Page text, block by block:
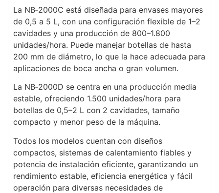
La NB‑2000C está diseñada para envases mayores
de 0,5 a 5 L, con una configuración flexible de 1–2
cavidades y una producción de 800–1.800
unidades/hora. Puede manejar botellas de hasta
200 mm de diámetro, lo que la hace adecuada para
aplicaciones de boca ancha o gran volumen.
La NB‑2000D se centra en una producción media
estable, ofreciendo 1.500 unidades/hora para
botellas de 0,5–2 L con 2 cavidades, tamaño
compacto y menor peso de la máquina.
Todos los modelos cuentan con diseños
compactos, sistemas de calentamiento fiables y
potencia de instalación eficiente, garantizando un
rendimiento estable, eficiencia energética y fácil
operación para diversas necesidades de